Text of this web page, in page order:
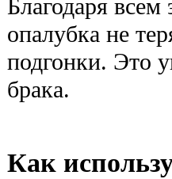
Благодаря
опалубка не
подгонки. Это
брака.
Как